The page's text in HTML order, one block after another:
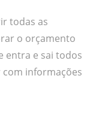
todas as
o orçamento
entra e sai todos
com informações